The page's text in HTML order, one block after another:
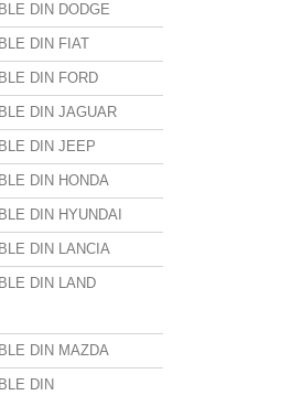
DIN DODGE
DIN FIAT
DIN FORD
DIN JAGUAR
DIN JEEP
DIN HONDA
DIN HYUNDAI
DIN LANCIA
DIN LAND
DIN MAZDA
DIN